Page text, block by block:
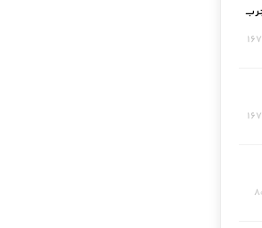
167
167